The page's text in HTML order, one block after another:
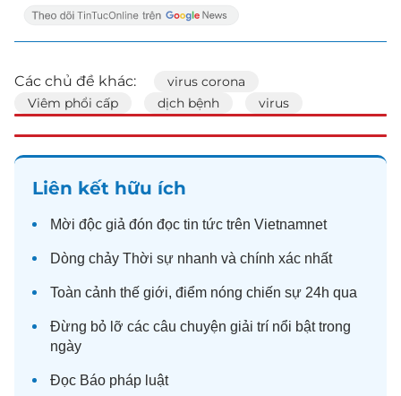
Các chủ đề khác:
virus corona
Viêm phổi cấp
dịch bệnh virus
Liên kết hữu ích
Mời độc giả đón đọc tin tức trên Vietnamnet
Dòng chảy Thời sự nhanh và chính xác nhất
Toàn cảnh thế giới, điểm nóng chiến sự 24h qua
Đừng bỏ lỡ các câu chuyện giải trí nổi bật trong
ngày
Đọc Báo pháp luật